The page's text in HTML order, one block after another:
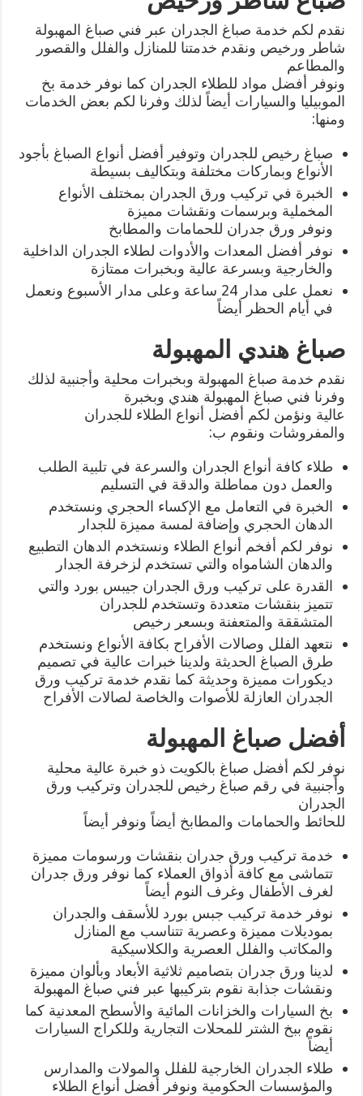
نقدم لكم خدمة صباغ الجدران عبر فني صباغ المهبولة
شاطر ورخيص ونقدم خدمتنا للمنازل والفلل والقصور
والمطاعم
ونوفر أفضل مواد للطلاء الجدران كما نوفر خدمة بخ
الموبيليا والسيارات أيضاً لذلك وفرنا لكم بعض الخدمات
ومنها:
صباغ رخيص للجدران وتوفير أفضل أنواع الصباغ بأجود
الأنواع وبماركات مختلفة وبتكاليف بسيطة
الخبرة في تركيب ورق الجدران بمختلف الأنواع
المخملية وبرسمات ونقشات مميزة
ونوفر ورق جدران للحمامات والمطابخ
نوفر أفضل المعدات والأدوات لطلاء الجدران الداخلية
والخارجية وبسرعة عالية وبخبرات ممتازة
نعمل على مدار 24 ساعة وعلى مدار الأسبوع ونعمل
في أيام الحظر أيضاً
صباغ هندي المهبولة
نقدم خدمة صباغ المهبولة وبخبرات محلية وأجنبية لذلك
وفرنا فني صباغ المهبولة هندي وبخبرة
عالية ونؤمن لكم أفضل أنواع الطلاء للجدران
والمفروشات ونقوم ب:
طلاء كافة أنواع الجدران والسرعة في تلبية الطلب
والعمل دون مماطلة والدقة في التسليم
الخبرة في التعامل مع الإكساء الحجري ونستخدم
الدهان الحجري وإضافة لمسة مميزة للجدار
نوفر لكم أفخم أنواع الطلاء ونستخدم الدهان التطبيع
والدهان الشامواه والتي تستخدم لزخرفة الجدار
القدرة على تركيب ورق الجدران جيبس بورد والتي
تتميز بنقشات متعددة وتستخدم للجدران
المتشققة والمتعفنة وبسعر رخيص
نتعهد الفلل وصالات الأفراح بكافة الأنواع ونستخدم
طرق الصباغ الحديثة ولدينا خبرات عالية في تصميم
ديكورات مميزة وحديثة كما نقدم خدمة تركيب ورق
الجدران العازلة للأصوات والخاصة لصالات الأفراح
أفضل صباغ المهبولة
نوفر لكم أفضل صباغ بالكويت ذو خبرة عالية محلية
وأجنبية في رقم صباغ رخيص للجدران وتركيب ورق
الجدران
للحائط والحمامات والمطابخ أيضاً ونوفر أيضاً
خدمة تركيب ورق جدران بنقشات ورسومات مميزة
تتماشى مع كافة أذواق العملاء كما نوفر ورق جدران
لغرف الأطفال وغرف النوم أيضاً
نوفر خدمة تركيب جبس بورد للأسقف والجدران
بموديلات مميزة وعصرية تتناسب مع المنازل
والمكاتب والفلل العصرية والكلاسيكية
لدينا ورق جدران بتصاميم ثلاثية الأبعاد وبألوان مميزة
ونقشات جذابة نقوم بتركيبها عبر فني صباغ المهبولة
بخ السيارات والخزانات المائية والأسطح المعدنية كما
نقوم ببخ الشتر للمحلات التجارية وللكراج السيارات
أيضاً
طلاء الجدران الخارجية للفلل والمولات والمدارس
والمؤسسات الحكومية ونوفر أفضل أنواع الطلاء